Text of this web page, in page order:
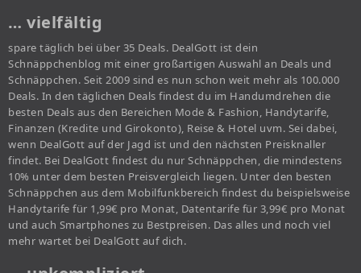
… vielfältig
spare täglich bei über 35 Deals. DealGott ist dein
Schnäppchenblog mit einer großartigen Auswahl an Deals und
Schnäppchen. Seit 2009 sind es nun schon weit mehr als 100.000
Deals. In den täglichen Deals findest du im Handumdrehen die
besten Deals aus den Bereichen Mode & Fashion, Handytarife,
Finanzen (Kredite und Girokonto), Reise & Hotel uvm. Sei dabei,
wenn DealGott auf der Jagd ist und den nächsten Preisknaller
findet. Bei DealGott findest du nur Schnäppchen, die mindestens
10% unter dem besten Preisvergleich liegen. Unter den besten
Schnäppchen aus dem Mobilfunkbereich findest du beispielsweise
Handytarife für 1,99€ pro Monat, Datentarife für 3,99€ pro Monat
und auch Smartphones zu Bestpreisen. Das alles und noch viel
mehr wartet bei DealGott auf dich.